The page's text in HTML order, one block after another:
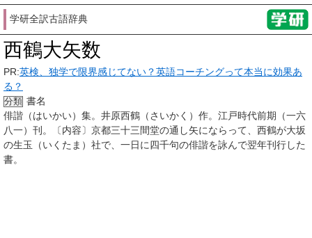
学研全訳古語辞典
西鶴大矢数
PR:英検、独学で限界感じてない？英語コーチングって本当に効果あ
る？
分類 書名
俳諧（はいかい）集。井原西鶴（さいかく）作。江戸時代前期（一六
八一）刊。〔内容〕京都三十三間堂の通し矢にならって、西鶴が大坂
の生玉（いくたま）社で、一日に四千句の俳諧を詠んで翌年刊行した
書。